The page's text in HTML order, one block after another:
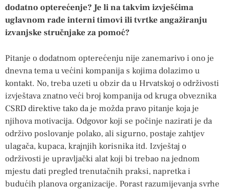
dodatno opterećenje? Je li na takvim izvješćima
uglavnom rade interni timovi ili tvrtke angažiranju
izvanjske stručnjake za pomoć?
Pitanje o dodatnom opterećenju nije zanemarivo i ono je
dnevna tema u većini kompanija s kojima dolazimo u
kontakt. No, treba uzeti u obzir da u Hrvatskoj o održivosti
izvještava znatno veći broj kompanija od kruga obveznika
CSRD direktive tako da je možda pravo pitanje koja je
njihova motivacija. Odgovor koji se počinje nazirati je da
održivo poslovanje polako, ali sigurno, postaje zahtjev
ulagača, kupaca, krajnjih korisnika itd. Izvještaj o
održivosti je upravljački alat koji bi trebao na jednom
mjestu dati pregled trenutačnih praksi, napretka i
budućih planova organizacije. Porast razumijevanja svrhe